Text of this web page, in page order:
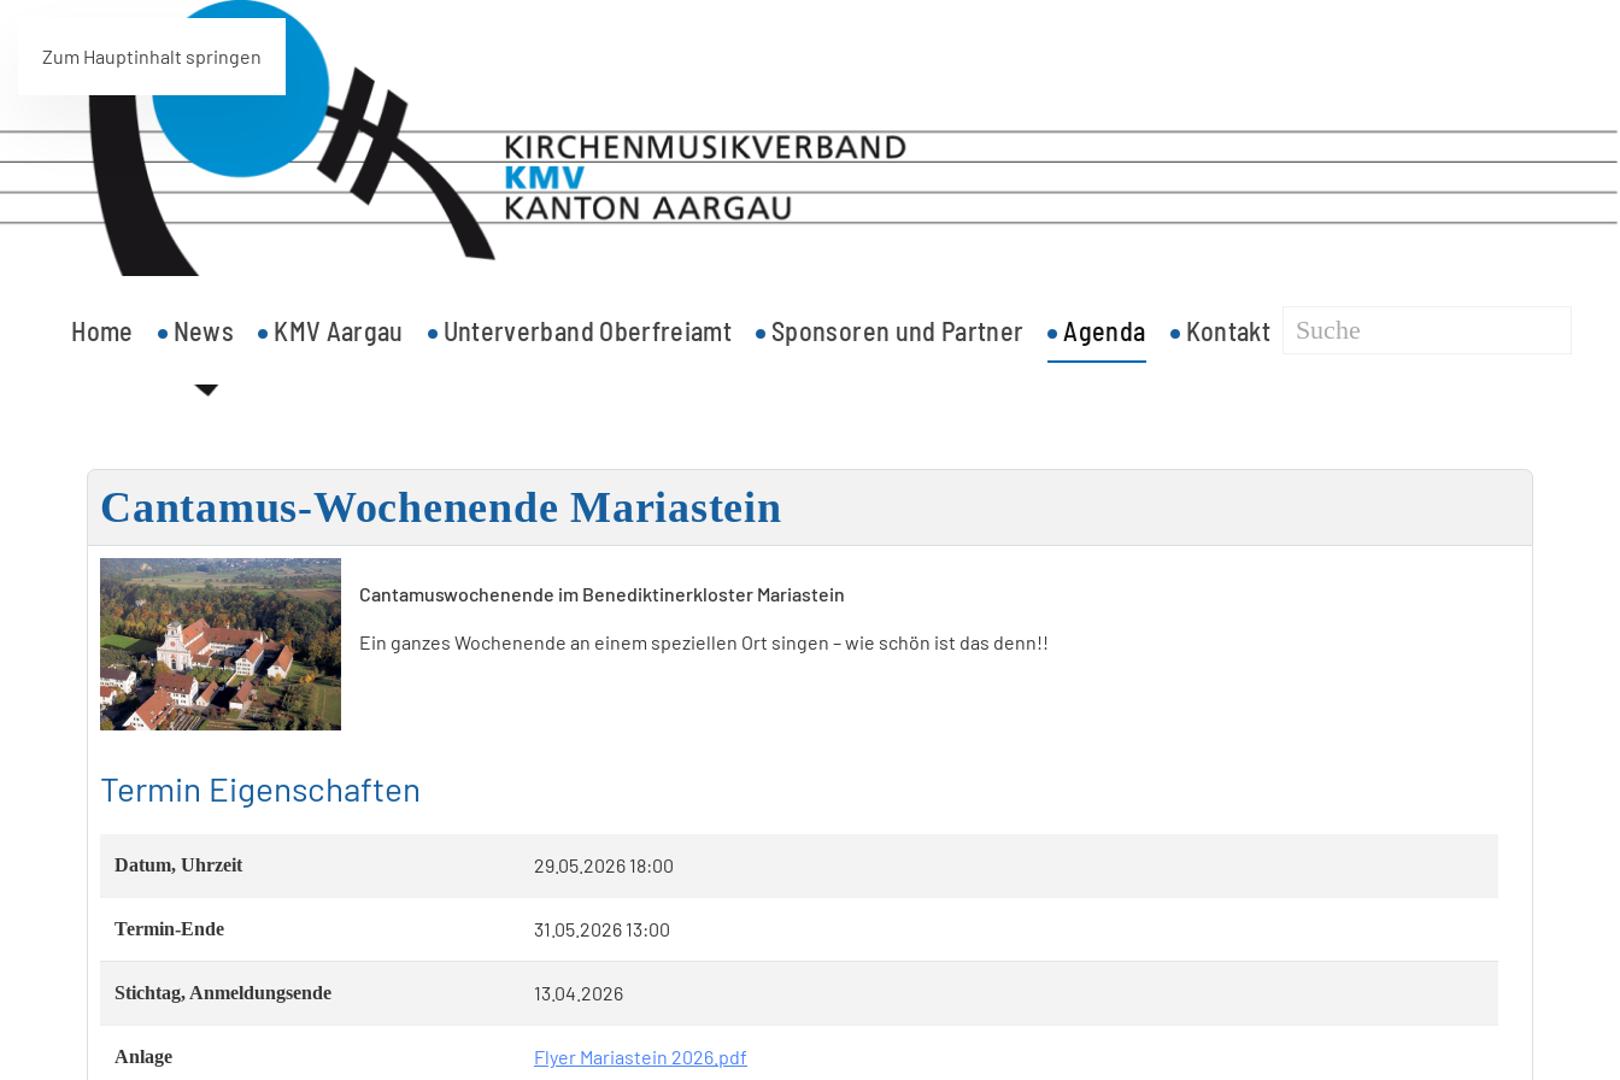
Zum Hauptinhalt springen
Home News KMV Aargau Unterverband Oberfreiamt Sponsoren und Partner Agenda Kontakt
Cantamus-Wochenende Mariastein
Cantamuswochenende im Benediktinerkloster Mariastein
Ein ganzes Wochenende an einem speziellen Ort singen – wie schön ist das denn!!
Termin Eigenschaften
Datum, Uhrzeit 29.05.2026 18:00
Termin-Ende 31.05.2026 13:00
Stichtag, Anmeldungsende 13.04.2026
Anlage Flyer Mariastein 2026.pdf